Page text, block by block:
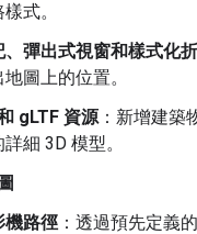
式。
、彈出式視窗和樣式化
圖上的位置。
gLTF 資源：新增建築
細 3D 模型。
機路徑 ：透過預先定義